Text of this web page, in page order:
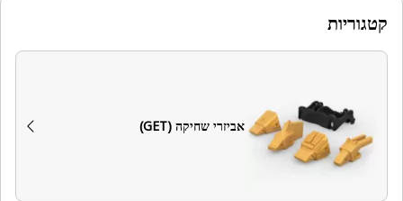
קטגוריות
אביזרי שחיקה (GET)